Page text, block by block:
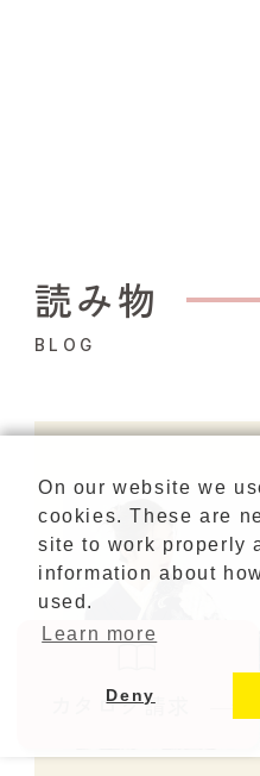
カタログ請求
読み物
BLOG
On our website we
cookies. These are
site to work properly
information about
used.
Learn more
Deny